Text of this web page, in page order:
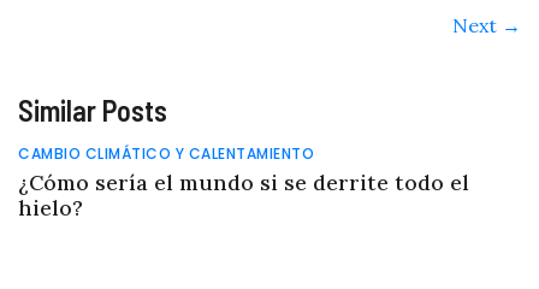
Next →
Similar Posts
CAMBIO CLIMÁTICO Y CALENTAMIENTO
¿Cómo sería el mundo si se derrite todo el
hielo?